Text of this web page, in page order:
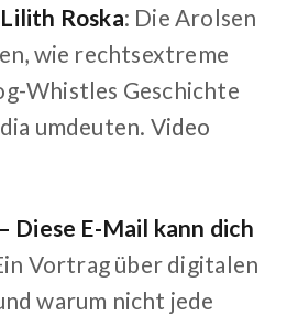
Roska: Die Arolsen
wie rechtsextreme
Whistles Geschichte
umdeuten. Video
Diese E-Mail kann dich
Vortrag über digitalen
warum nicht jede